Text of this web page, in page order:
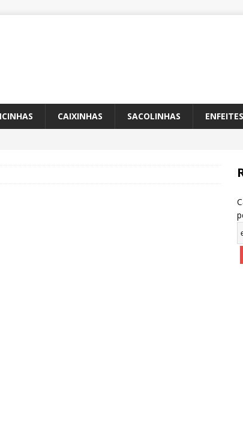
CAIXINHAS SACOLINHAS ENFEITES